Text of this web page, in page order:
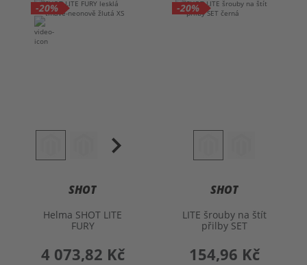
-20%
SHOT
Helma SHOT LITE
FURY
4 073,82 Kč
-20%
SHOT
LITE šrouby na štít
přilby SET
154,96 Kč